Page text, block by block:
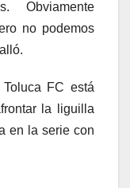
Obviamente
no podemos
FC está
la liguilla
en la serie con